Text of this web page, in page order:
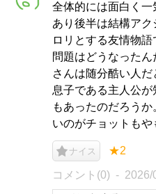
全体的には面白く
あり後半は結構ア
ロリとする友情物
問題はどうなった
さんは随分酷い人だ
息子である主人公
もあったのだろう
いのがチョットもや
ナイス ★2
コメント(0) 2026/